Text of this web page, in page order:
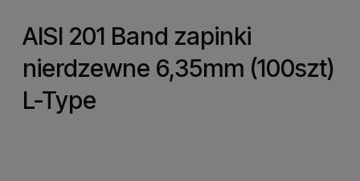
AISI 201 Band zapinki
nierdzewne 6,35mm (100szt)
L-Type